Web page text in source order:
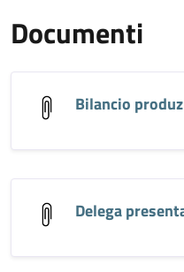
Documenti
Bilancio
Delega